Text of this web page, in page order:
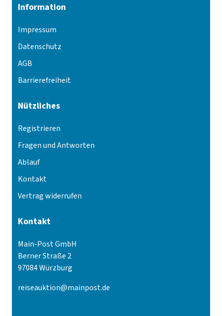
Information
Impressum
Datenschutz
AGB
Barrierefreiheit
Nützliches
Registrieren
Fragen und Antworten
Ablauf
Kontakt
Vertrag widerrufen
Kontakt
Main-Post GmbH
Berner Straße 2
97084 Würzburg
reiseauktion@mainpost.de